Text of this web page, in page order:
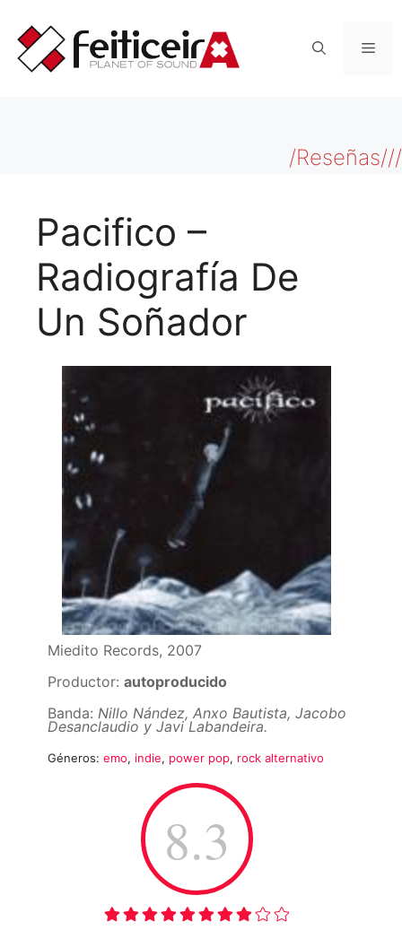
contenido
/Reseñas///
Pacifico –
Radiografía De
Un Soñador
Miedito Records, 2007
Productor: autoproducido
Banda: Nillo Nández, Anxo Bautista, Jacobo
Desanclaudio y Javi Labandeira.
Géneros: emo, indie, power pop, rock alternativo
8.3